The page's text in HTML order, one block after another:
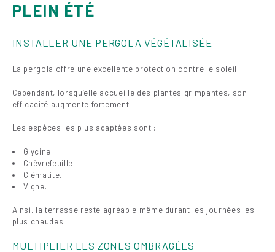
PLEIN ÉTÉ
INSTALLER UNE PERGOLA VÉGÉTALISÉE
La pergola offre une excellente protection contre le soleil.
Cependant, lorsqu’elle accueille des plantes grimpantes, son
efficacité augmente fortement.
Les espèces les plus adaptées sont :
Glycine.
Chèvrefeuille.
Clématite.
Vigne.
Ainsi, la terrasse reste agréable même durant les journées les
plus chaudes.
MULTIPLIER LES ZONES OMBRAGÉES